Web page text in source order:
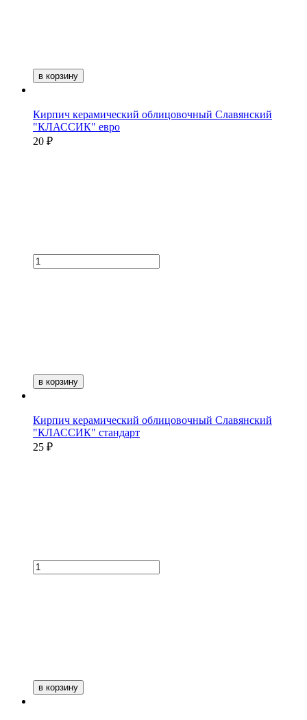
в корзину
Кирпич керамический облицовочный Славянский
"КЛАССИК" евро
20 ₽
в корзину
Кирпич керамический облицовочный Славянский
"КЛАССИК" стандарт
25 ₽
в корзину